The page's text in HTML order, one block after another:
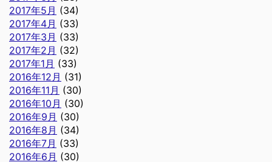
2017年5月 (34)
2017年4月 (33)
2017年3月 (33)
2017年2月 (32)
2017年1月 (33)
2016年12月 (31)
2016年11月 (30)
2016年10月 (30)
2016年9月 (30)
2016年8月 (34)
2016年7月 (33)
2016年6月 (30)